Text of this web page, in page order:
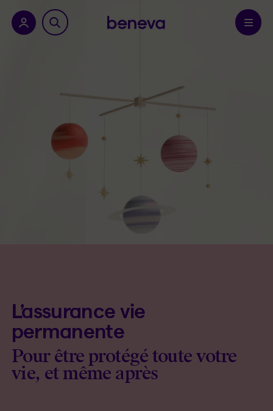
province.Confirmer
L’assurance vie
permanente
Pour être protégé toute votre
vie, et même après